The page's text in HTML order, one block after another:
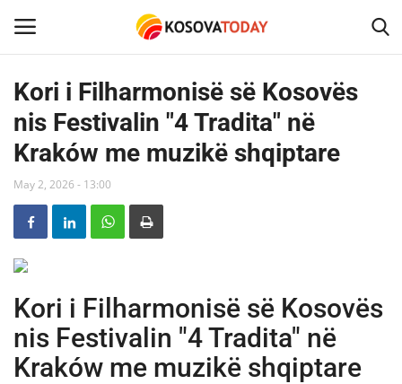
Home
KOSOVA
SHQIPERIA
MAQEDONIA
SHOWBIZ
BOTA
Kori i Filharmonisë së Kosovës
nis Festivalin "4 Tradita" në
Kraków me muzikë shqiptare
May 2, 2026 - 13:00
Kori i Filharmonisë së Kosovës
nis Festivalin "4 Tradita" në
Kraków me muzikë shqiptare